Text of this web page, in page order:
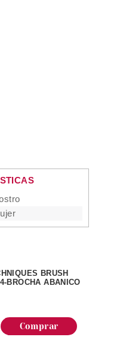
BRUSH
BROCHA ABANICO
Comprar